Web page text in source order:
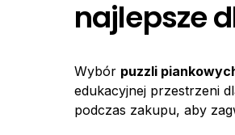
najlepsze
Wybór puzzli
edukacyjnej przestrzeni
podczas zakupu, aby